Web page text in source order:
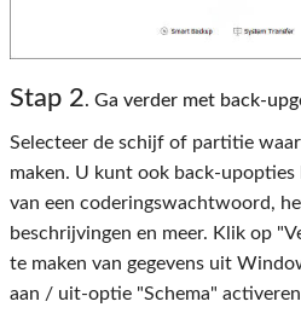
Stap 2. Ga verder met back-
Selecteer de schijf of partitie
maken. U kunt ook back-upopties
van een coderingswachtwoord,
beschrijvingen en meer. Klik op
te maken van gegevens uit
aan / uit-optie "Schema"